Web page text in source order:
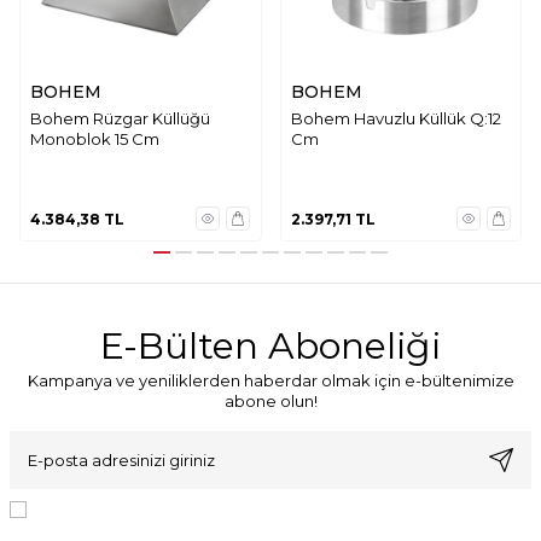
BOHEM
Bohem Rüzgar Küllüğü
Monoblok 15 Cm
4.384,38 TL
BOHEM
Bohem Havuzlu Küllük Q:12
Cm
2.397,71 TL
E-Bülten Aboneliği
Kampanya ve yeniliklerden haberdar olmak için e-bültenimize
abone olun!